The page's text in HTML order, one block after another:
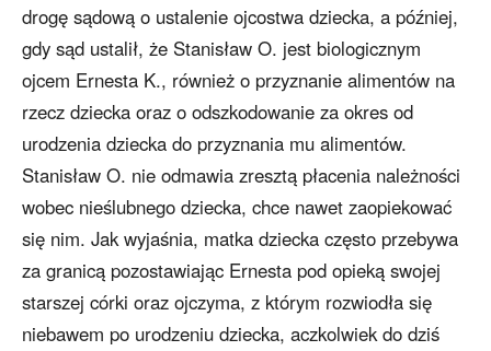
drogę sądową o ustalenie ojcostwa dziecka, a później,
gdy sąd ustalił, że Stanisław O. jest biologicznym
ojcem Ernesta K., również o przyznanie alimentów na
rzecz dziecka oraz o odszkodowanie za okres od
urodzenia dziecka do przyznania mu alimentów.
Stanisław O. nie odmawia zresztą płacenia należności
wobec nieślubnego dziecka, chce nawet zaopiekować
się nim. Jak wyjaśnia, matka dziecka często przebywa
za granicą pozostawiając Ernesta pod opieką swojej
starszej córki oraz ojczyma, z którym rozwiodła się
niebawem po urodzeniu dziecka, aczkolwiek do dziś